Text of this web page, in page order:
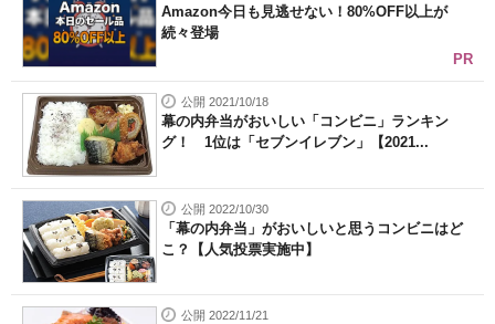
Amazon今日も見逃せない！80%OFF以上が
続々登場
PR
公開 2021/10/18
幕の内弁当がおいしい「コンビニ」ランキン
グ！ 1位は「セブンイレブン」【2021...
公開 2022/10/30
「幕の内弁当」がおいしいと思うコンビニはど
こ？【人気投票実施中】
公開 2022/11/21